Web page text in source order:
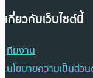
เกี่ยวกับเว็บไซต์นี้
ทีมงาน
นโยบายความเป็นส่ว